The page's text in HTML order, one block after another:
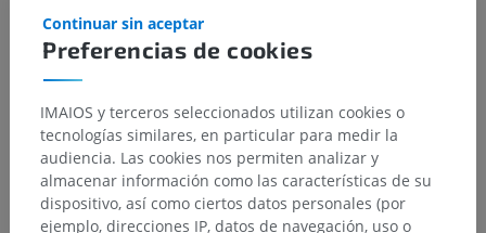
Preferencias de cookies
Continuar sin aceptar
IMAIOS y terceros seleccionados utilizan cookies o
tecnologías similares, en particular para medir la
audiencia. Las cookies nos permiten analizar y
almacenar información como las características de su
dispositivo, así como ciertos datos personales (por
ejemplo, direcciones IP, datos de navegación, uso o